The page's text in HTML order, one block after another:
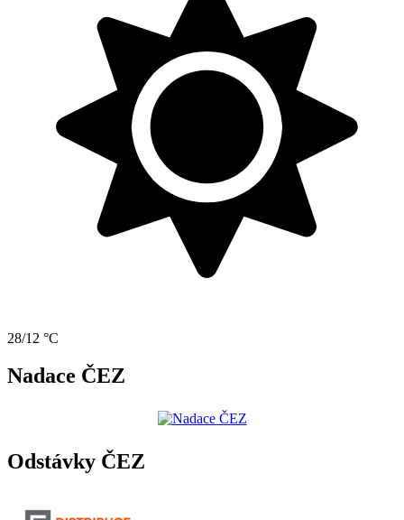
28/12 °C
Nadace ČEZ
Odstávky ČEZ